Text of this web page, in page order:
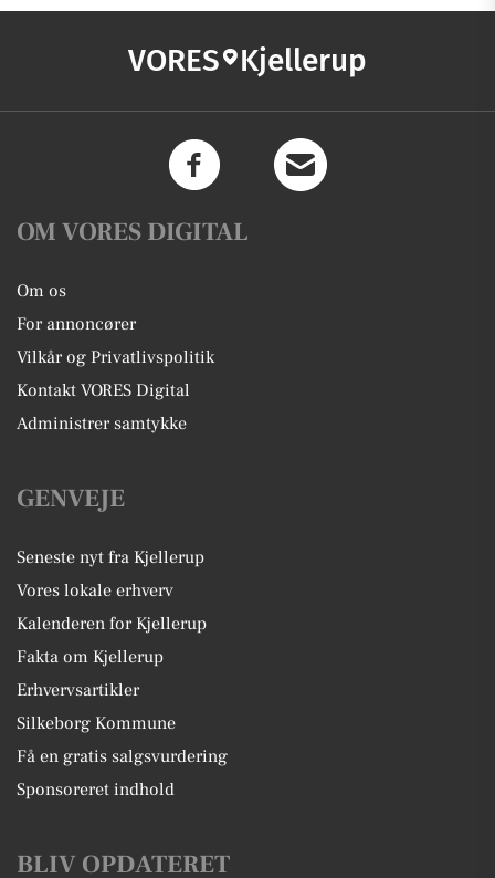
VORES Kjellerup
OM VORES DIGITAL
Om os
For annoncører
Vilkår og Privatlivspolitik
Kontakt VORES Digital
Administrer samtykke
GENVEJE
Seneste nyt fra Kjellerup
Vores lokale erhverv
Kalenderen for Kjellerup
Fakta om Kjellerup
Erhvervsartikler
Silkeborg Kommune
Få en gratis salgsvurdering
Sponsoreret indhold
BLIV OPDATERET